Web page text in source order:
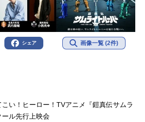
シェア 画像一覧 (2件)
い！ヒーロー！TVアニメ『鎧真伝サムラ
ル先行上映会